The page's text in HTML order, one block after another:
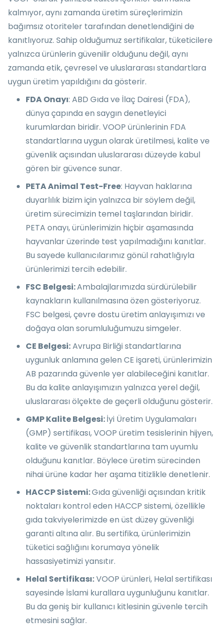
kalmıyor, aynı zamanda üretim süreçlerimizin
bağımsız otoriteler tarafından denetlendiğini de
kanıtlıyoruz. Sahip olduğumuz sertifikalar, tüketicilere
yalnızca ürünlerin güvenilir olduğunu değil, aynı
zamanda etik, çevresel ve uluslararası standartlara
uygun üretim yapıldığını da gösterir.
FDA Onayı: ABD Gıda ve İlaç Dairesi (FDA),
dünya çapında en saygın denetleyici
kurumlardan biridir. VOOP ürünlerinin FDA
standartlarına uygun olarak üretilmesi, kalite ve
güvenlik açısından uluslararası düzeyde kabul
gören bir güvence sunar.
PETA Animal Test-Free: Hayvan haklarına
duyarlılık bizim için yalnızca bir söylem değil,
üretim sürecimizin temel taşlarından biridir.
PETA onayı, ürünlerimizin hiçbir aşamasında
hayvanlar üzerinde test yapılmadığını kanıtlar.
Bu sayede kullanıcılarımız gönül rahatlığıyla
ürünlerimizi tercih edebilir.
FSC Belgesi:Ambalajlarımızda sürdürülebilir
kaynakların kullanılmasına özen gösteriyoruz.
FSC belgesi, çevre dostu üretim anlayışımızı ve
doğaya olan sorumluluğumuzu simgeler.
CE Belgesi:Avrupa Birliği standartlarına
uygunluk anlamına gelen CE işareti, ürünlerimizin
AB pazarında güvenle yer alabileceğini kanıtlar.
Bu da kalite anlayışımızın yalnızca yerel değil,
uluslararası ölçekte de geçerli olduğunu gösterir.
GMP Kalite Belgesi:İyi Üretim Uygulamaları
(GMP) sertifikası, VOOP üretim tesislerinin hijyen,
kalite ve güvenlik standartlarına tam uyumlu
olduğunu kanıtlar. Böylece üretim sürecinden
nihai ürüne kadar her aşama titizlikle denetlenir.
HACCP Sistemi:Gıda güvenliği açısından kritik
noktaları kontrol eden HACCP sistemi, özellikle
gıda takviyelerimizde en üst düzey güvenliği
garanti altına alır. Bu sertifika, ürünlerimizin
tüketici sağlığını korumaya yönelik
hassasiyetimizi yansıtır.
Helal Sertifikası:VOOP ürünleri, Helal sertifikası
sayesinde İslami kurallara uygunluğunu kanıtlar.
Bu da geniş bir kullanıcı kitlesinin güvenle tercih
etmesini sağlar.